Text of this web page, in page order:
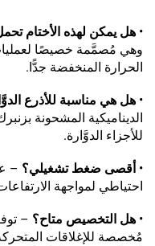
• هل يمكن لهذه الأختام تحمل
الحرارة المنخفضة جدًّا.
• هل هي مناسبة للأذرع
للأجزاء الدوَّارة.
• أقصى ضغط تشغيلي؟
احتياطي لمواجهة
• هل التخصيص متاح؟ –
مُخصصة للإغلاقات